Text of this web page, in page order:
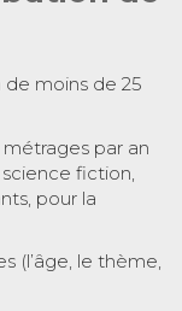
moins de 25
par an
fiction,
pour la
(l’âge, le thème,